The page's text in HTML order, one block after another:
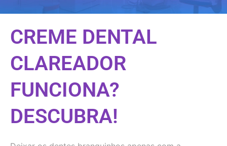
CREME DENTAL
CLAREADOR
FUNCIONA?
DESCUBRA!